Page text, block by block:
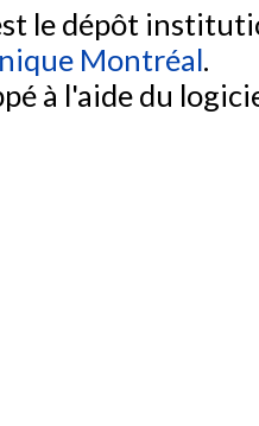
le dépôt
Montréal.
à l'aide du